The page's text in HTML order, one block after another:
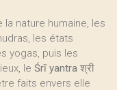
nature humaine, les
les états
yogas, puis les
le Śrī yantra श्री
faits envers elle